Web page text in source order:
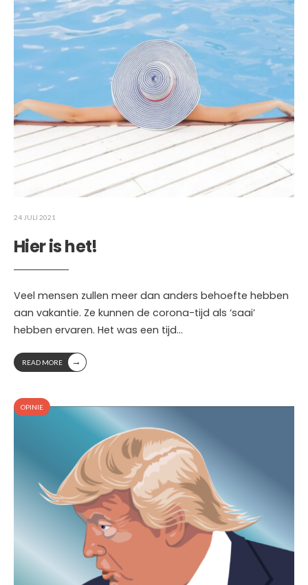
24 JULI 2021
Hier is het!
Veel mensen zullen meer dan anders behoefte hebben
aan vakantie. Ze kunnen de corona-tijd als ‘saai’
hebben ervaren. Het was een tijd...
READ MORE →
OPINIE